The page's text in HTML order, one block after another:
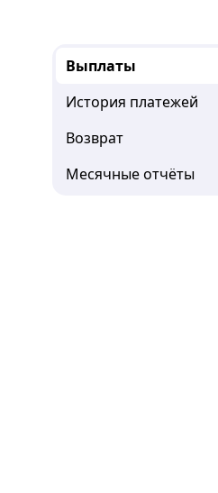
Выплаты
История платежей
Возврат
Месячные отчёты